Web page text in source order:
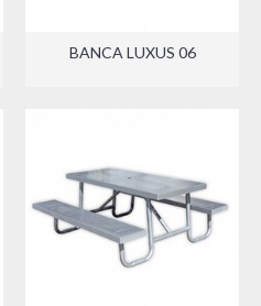
BANCA LUXUS 06